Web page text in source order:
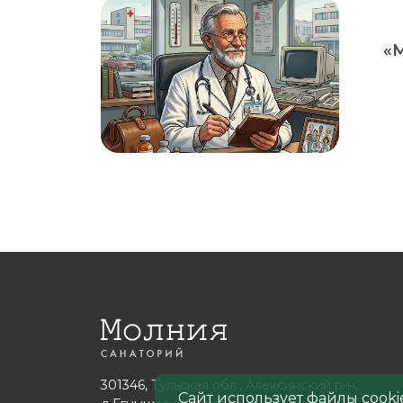
301346, Тульская обл., Алексинский р-н,
Сайт использует файлы